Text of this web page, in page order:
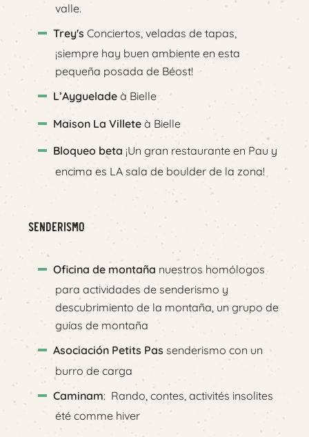
valle.
Trey's Conciertos, veladas de tapas,
¡siempre hay buen ambiente en esta
pequeña posada de Béost!
L’Aygueladeà Bielle
Maison La Villeteà Bielle
Bloqueo beta ¡Un gran restaurante en Pau y
encima es LA sala de boulder de la zona!
Senderismo
Oficina de montaña nuestros homólogos
para actividades de senderismo y
descubrimiento de la montaña, un grupo de
guías de montaña
Asociación Petits Pas senderismo con un
burro de carga
Caminam: Rando, contes, activités insolites
été comme hiver